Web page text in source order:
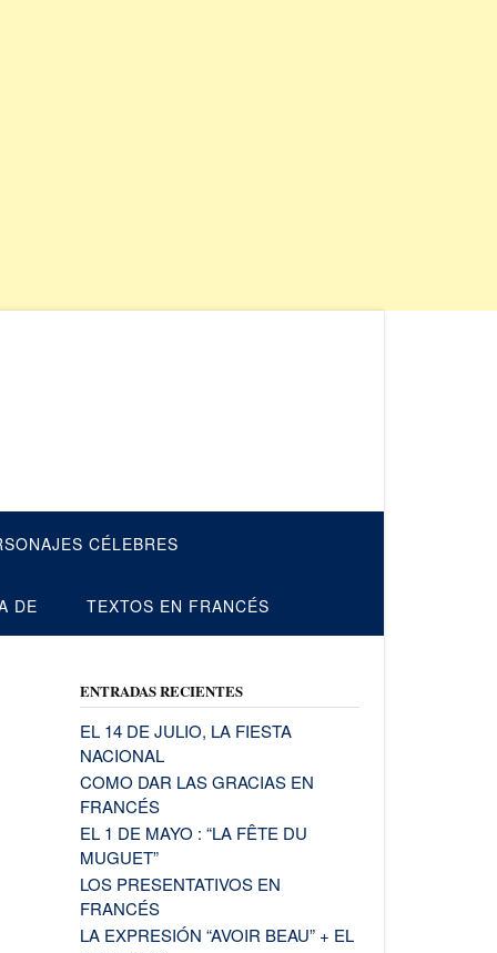
CÉLEBRES
DE TEXTOS EN FRANCÉS
ENTRADAS RECIENTES
EL 14 DE JULIO, LA FIESTA
NACIONAL
COMO DAR LAS GRACIAS EN
FRANCÉS
EL 1 DE MAYO : “LA FÊTE DU
MUGUET”
LOS PRESENTATIVOS EN
FRANCÉS
LA EXPRESIÓN “AVOIR BEAU” + EL